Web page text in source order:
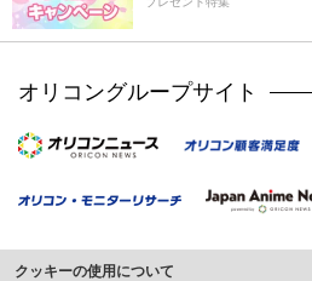
オリコングループサイト
クッキーの使用について